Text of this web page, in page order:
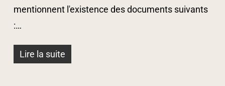
mentionnent l'existence des documents suivants
:…
Lire la suite